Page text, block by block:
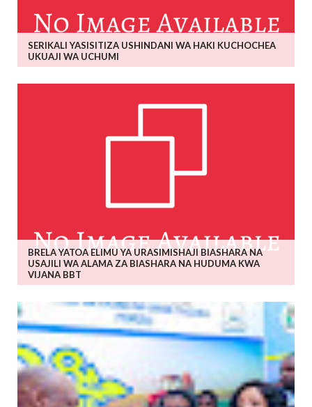
SERIKALI YASISITIZA USHINDANI WA HAKI KUCHOCHEA
UKUAJI WA UCHUMI
BRELA YATOA ELIMU YA URASIMISHAJI BIASHARA NA
USAJILI WA ALAMA ZA BIASHARA NA HUDUMA KWA
VIJANA BBT